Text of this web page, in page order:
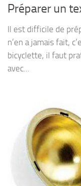
Préparer un
Il est difficile de
n’en a jamais fait,
bicyclette, il faut
avec...